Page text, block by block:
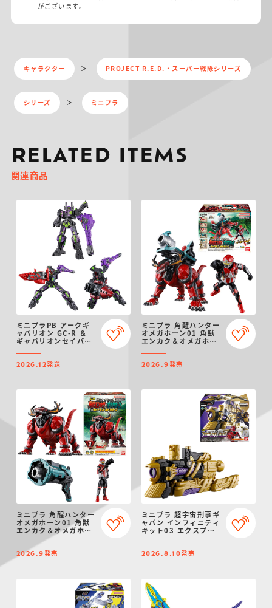
がございます。
キャラクター PROJECT R.E.D.・スーパー戦隊シリーズ
シリーズ ミニプラ
RELATED ITEMS
関連商品
ミニプラPB アークギ
ャバリオン GC-R ＆
ギャバリオンセイバー
バリオンドリル(ダーク
ver.)
2026.12発送
ミニプラ 角醒ハンター
オメガホーン01 角獣
エンカク＆オメガホー
ガホーン セット
2026.9発売
ミニプラ 角醒ハンター
オメガホーン01 角獣
エンカク＆オメガホー
ン＆キャプテン・オメ
ガホーン
2026.9発売
ミニプラ 超宇宙刑事ギ
ャバン インフィニティ
キット03 エクスプレ
2026.8.10発売